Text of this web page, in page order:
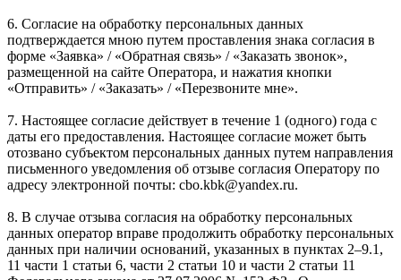
6. Согласие на обработку персональных данных
подтверждается мною путем проставления знака согласия в
форме «Заявка» / «Обратная связь» / «Заказать звонок»,
размещенной на сайте Оператора, и нажатия кнопки
«Отправить» / «Заказать» / «Перезвоните мне».
7. Настоящее согласие действует в течение 1 (одного) года с
даты его предоставления. Настоящее согласие может быть
отозвано субъектом персональных данных путем направления
письменного уведомления об отзыве согласия Оператору по
адресу электронной почты: cbo.kbk@yandex.ru.
8. В случае отзыва согласия на обработку персональных
данных оператор вправе продолжить обработку персональных
данных при наличии оснований, указанных в пунктах 2–9.1,
11 части 1 статьи 6, части 2 статьи 10 и части 2 статьи 11